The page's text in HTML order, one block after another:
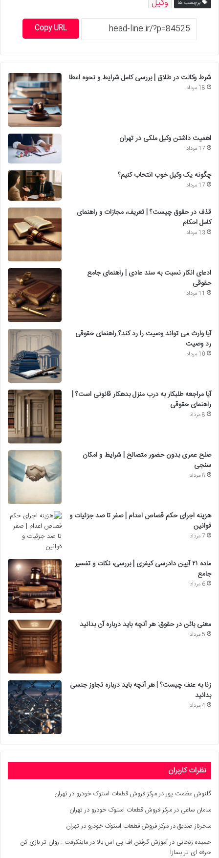
برچسب ها
Copy URL
شرط وکالت در طلاق | بررسی کامل شرایط و نحوه اعطا
18 مرداد
اهمیت داشتن وکیل ملکی در تهران
17 مرداد
چگونه یک وکیل خوب انتخاب کنیم؟
17 مرداد
قذف در حقوق چیست؟ | تعریف، مجازات و راهنمای
کامل احکام
13 مرداد
ادعای انکار نسبت به سند عادی | راهنمای جامع
حقوقی
11 مرداد
آیا وارث می تواند وصیت را رد کند؟ راهنمای حقوقی
رد وصیت
10 مرداد
آیا مراجعه طلبکار به درب منزل بدهکار قانونی است؟ |
راهنمای حقوقی
8 مرداد
صلح عمری بدون حضور متصالح | شرایط و امکان
سنجی
8 مرداد
هزینه اجرای حکم قصاص اعدام | صفر تا صد جزئیات و
قوانین
7 مرداد
ماده ۲۱ آیین دادرسی کیفری | بررسی، نکات و تفسیر
جامع
6 مرداد
معنی بائن در حقوق: هر آنچه باید درباره آن بدانید
5 مرداد
زنا به عنف چیست؟ | هر آنچه باید درباره تجاوز جنسی
بدانید
4 مرداد
نظرات کاربران
گلنوش عظمت پوردرمرکز فروش قطعات استوک خودرو در تهران
سامان ساعی درمرکز فروش قطعات استوک خودرو در تهران
سحرناز صدیقدرمرکز فروش قطعات استوک خودرو در تهران
حمیده زنجانی درآموزش گرفتن اف پی اس بالا در ماینکرفت : روان تر بازی کن
حرفه ای تر بساز!